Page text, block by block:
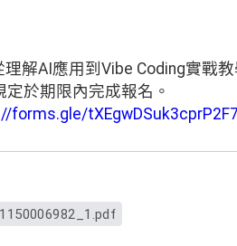
解AI應用到Vibe Coding實戰教
於期限內完成報名。
forms.gle/tXEgwDSuk3cprP2F7
1150006982_1.pdf